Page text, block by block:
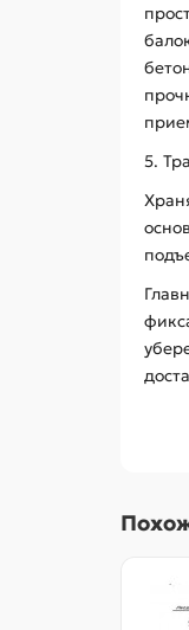
5.